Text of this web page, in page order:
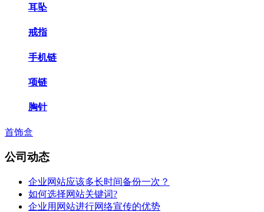
耳坠
戒指
手机链
项链
胸针
首饰盒
公司动态
企业网站应该多长时间备份一次？
如何选择网站关键词?
企业用网站进行网络宣传的优势